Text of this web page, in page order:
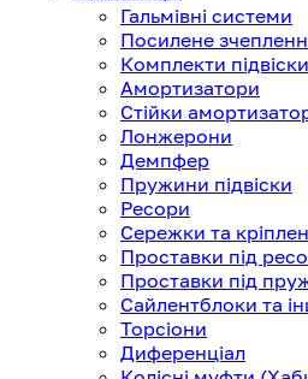
Гальмівні системи
Посилене
Комплекти підвіски
Амортизатори
Стійки
Лонжерони
Демпфер
Пружини підвіски
Ресори
Сережки та
Проставки під
Проставки під
Сайлентблоки та
Торсіони
Диференціал